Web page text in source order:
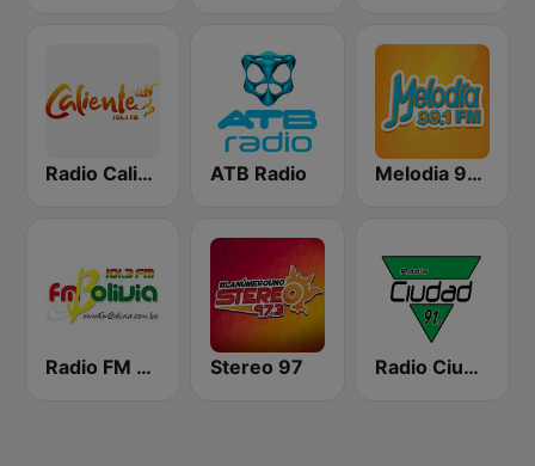
Radio Caliente 105.1 FM ATB Radio Melodia 99.1 FM
Radio FM Bolivia Stereo 97 Radio Ciudad